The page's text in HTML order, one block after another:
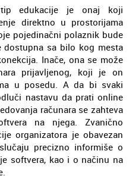
edukacije je onaj koji
direktno u prostorijama
pojedinačni polaznik bude
dostupna sa bilo kog mesta
Inače, ona se može
prijavljenog, koji je on
u posedu. A da bi svaki
nastavu da prati online
računara se zahteva
na njega. Zvanično
organizatora je obavezan
precizno informiše o
softvera, kao i o načinu na